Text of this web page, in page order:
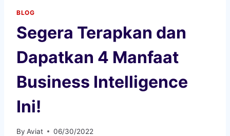
BLOG
Segera Terapkan dan
Dapatkan 4 Manfaat
Business Intelligence
Ini!
By Aviat 06/30/2022